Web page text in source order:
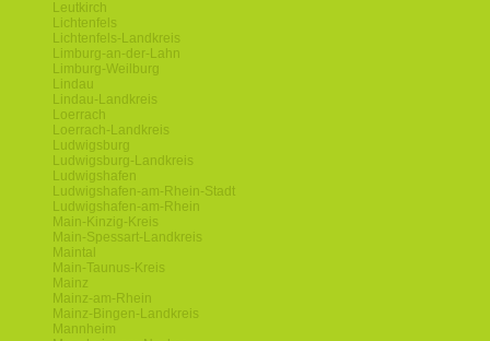
Leutkirch
Lichtenfels
Lichtenfels-Landkreis
Limburg-an-der-Lahn
Limburg-Weilburg
Lindau
Lindau-Landkreis
Loerrach
Loerrach-Landkreis
Ludwigsburg
Ludwigsburg-Landkreis
Ludwigshafen
Ludwigshafen-am-Rhein-Stadt
Ludwigshafen-am-Rhein
Main-Kinzig-Kreis
Main-Spessart-Landkreis
Maintal
Main-Taunus-Kreis
Mainz
Mainz-am-Rhein
Mainz-Bingen-Landkreis
Mannheim